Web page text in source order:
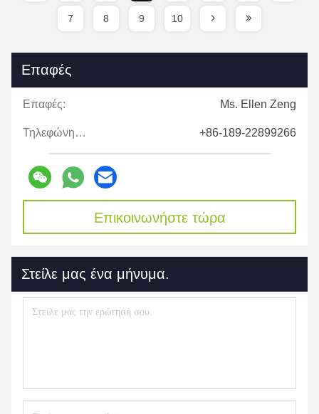
7 8 9 10
Επαφές
Επαφές: Ms. Ellen Zeng
Τηλεφώνημα: +86-189-22899266
Επικοινωνήστε τώρα
Στείλε μας ένα μήνυμα.